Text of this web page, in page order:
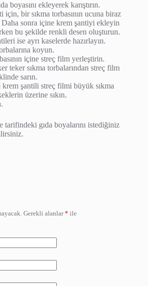
boyasını ekleyerek karıştırın.
bir sıkma torbasının ucuna biraz
Daha sonra içine krem şantiyi ekleyin
bu şekilde renkli desen oluşturun.
ise ayrı kaselerde hazırlayın.
koyun.
içine streç film yerleştirin.
teker sıkma torbalarından streç film
sarın.
krem şantili streç filmi büyük sıkma
üzerine sıkın.
tarifindeki gıda boyalarını istediğiniz
Gerekli alanlar* ile